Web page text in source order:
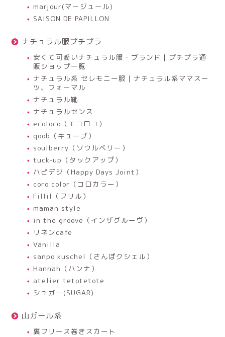
marjour(マージュール)
SAISON DE PAPILLON
ナチュラル服プチプラ
安くて可愛いナチュラル服・ブランド｜プチプラ通
販ショップ一覧
ナチュラル系 セレモニー服｜ナチュラル系ママスー
ツ、フォーマル
ナチュラル靴
ナチュラルセンス
ecoloco（エコロコ）
qoob（キューブ）
soulberry（ソウルベリー）
tuck-up（タックアップ）
ハピデジ（Happy Days Joint）
coro color（コロカラー）
Fillil（フリル）
maman style
in the groove（インザグルーヴ）
リネンcafe
Vanilla
sanpo kuschel（さんぽクシェル）
Hannah（ハンナ）
atelier tetotetote
シュガー(SUGAR)
山ガール系
裏フリース巻きスカート